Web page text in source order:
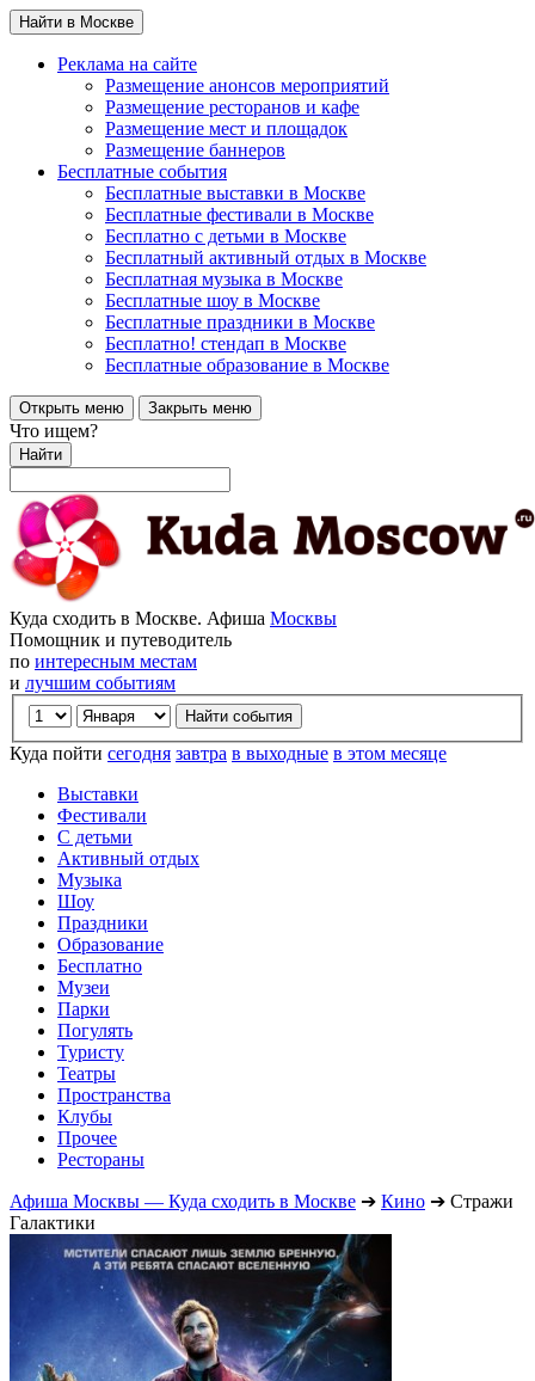
Найти в Москве
Реклама на сайте
Размещение анонсов мероприятий
Размещение ресторанов и кафе
Размещение мест и площадок
Размещение баннеров
Бесплатные события
Бесплатные выставки в Москве
Бесплатные фестивали в Москве
Бесплатно с детьми в Москве
Бесплатный активный отдых в Москве
Бесплатная музыка в Москве
Бесплатные шоу в Москве
Бесплатные праздники в Москве
Бесплатно! стендап в Москве
Бесплатные образование в Москве
Открыть меню Закрыть меню
Что ищем?
Найти
Куда сходить в Москве. Афиша Москвы
Помощник и путеводитель
по интересным местам
и лучшим событиям
Куда пойти сегодня завтра в выходные в этом месяце
Выставки
Фестивали
С детьми
Активный отдых
Музыка
Шоу
Праздники
Образование
Бесплатно
Музеи
Парки
Погулять
Туристу
Театры
Пространства
Клубы
Прочее
Рестораны
Афиша Москвы — Куда сходить в Москве ➔ Кино ➔ Стражи
Галактики